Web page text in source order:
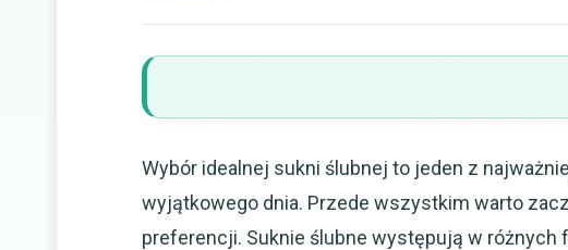
Wybór idealnej sukni ślubnej to jeden z
wyjątkowego dnia. Przede wszystkim warto
preferencji. Suknie ślubne występują w różnych